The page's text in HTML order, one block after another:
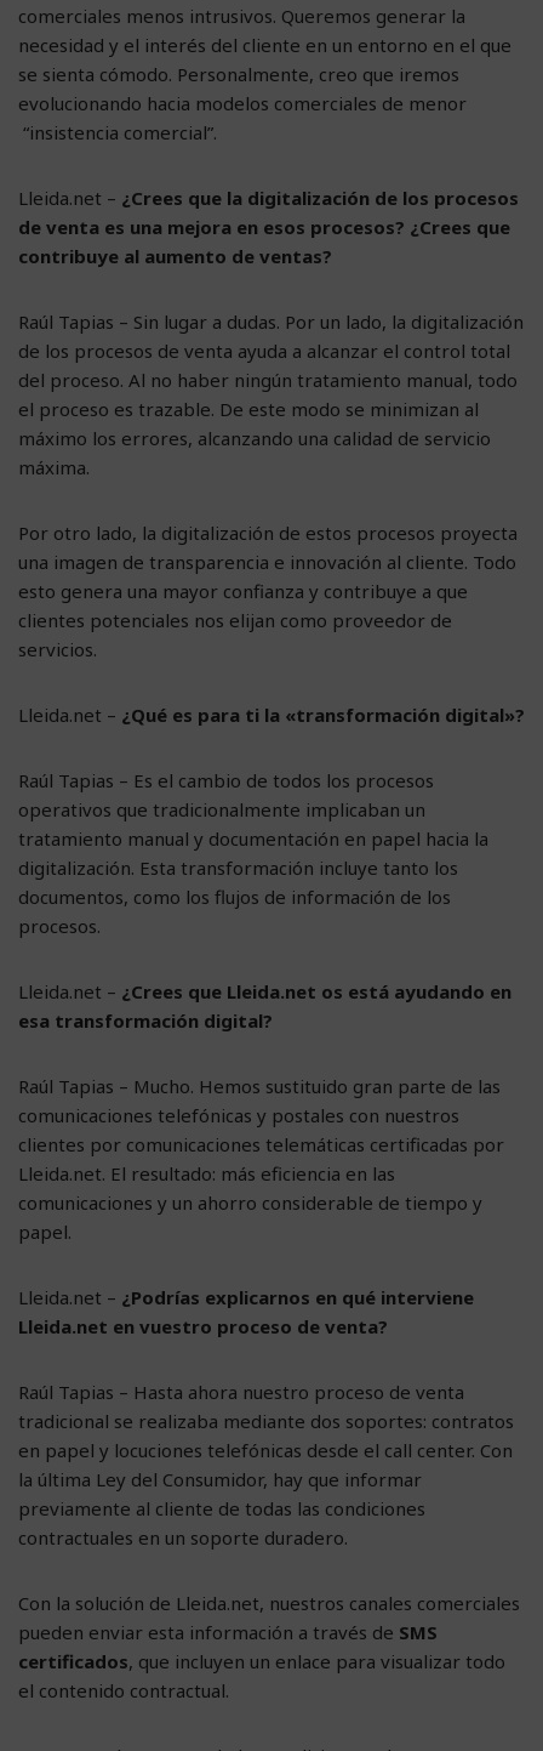
comerciales menos intrusivos. Queremos generar la
necesidad y el interés del cliente en un entorno en el que
se sienta cómodo. Personalmente, creo que iremos
evolucionando hacia modelos comerciales de menor
“insistencia comercial”.
Lleida.net – ¿Crees que la digitalización de los procesos
de venta es una mejora en esos procesos? ¿Crees que
contribuye al aumento de ventas?
Raúl Tapias – Sin lugar a dudas. Por un lado, la digitalización
de los procesos de venta ayuda a alcanzar el control total
del proceso. Al no haber ningún tratamiento manual, todo
el proceso es trazable. De este modo se minimizan al
máximo los errores, alcanzando una calidad de servicio
máxima.
Por otro lado, la digitalización de estos procesos proyecta
una imagen de transparencia e innovación al cliente. Todo
esto genera una mayor confianza y contribuye a que
clientes potenciales nos elijan como proveedor de
servicios.
Lleida.net – ¿Qué es para ti la «transformación digital»?
Raúl Tapias – Es el cambio de todos los procesos
operativos que tradicionalmente implicaban un
tratamiento manual y documentación en papel hacia la
digitalización. Esta transformación incluye tanto los
documentos, como los flujos de información de los
procesos.
Lleida.net – ¿Crees que Lleida.net os está ayudando en
esa transformación digital?
Raúl Tapias – Mucho. Hemos sustituido gran parte de las
comunicaciones telefónicas y postales con nuestros
clientes por comunicaciones telemáticas certificadas por
Lleida.net. El resultado: más eficiencia en las
comunicaciones y un ahorro considerable de tiempo y
papel.
Lleida.net – ¿Podrías explicarnos en qué interviene
Lleida.net en vuestro proceso de venta?
Raúl Tapias – Hasta ahora nuestro proceso de venta
tradicional se realizaba mediante dos soportes: contratos
en papel y locuciones telefónicas desde el call center. Con
la última Ley del Consumidor, hay que informar
previamente al cliente de todas las condiciones
contractuales en un soporte duradero.
Con la solución de Lleida.net, nuestros canales comerciales
pueden enviar esta información a través de SMS
certificados, que incluyen un enlace para visualizar todo
el contenido contractual.